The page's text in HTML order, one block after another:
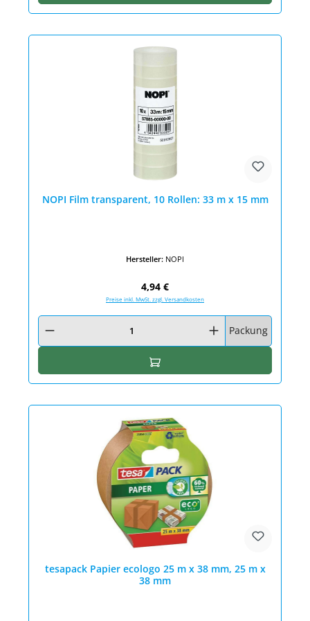
NOPI Film transparent, 10 Rollen: 33 m x 15 mm
Hersteller: NOPI
Regulärer Preis:
4,94 €
Preise inkl. MwSt. zzgl. Versandkosten
Produkt Anzahl: Gib den gewünschten Wert ein oder benutze die
Packung
In den Warenkorb
tesapack Papier ecologo 25 m x 38 mm, 25 m x
38 mm